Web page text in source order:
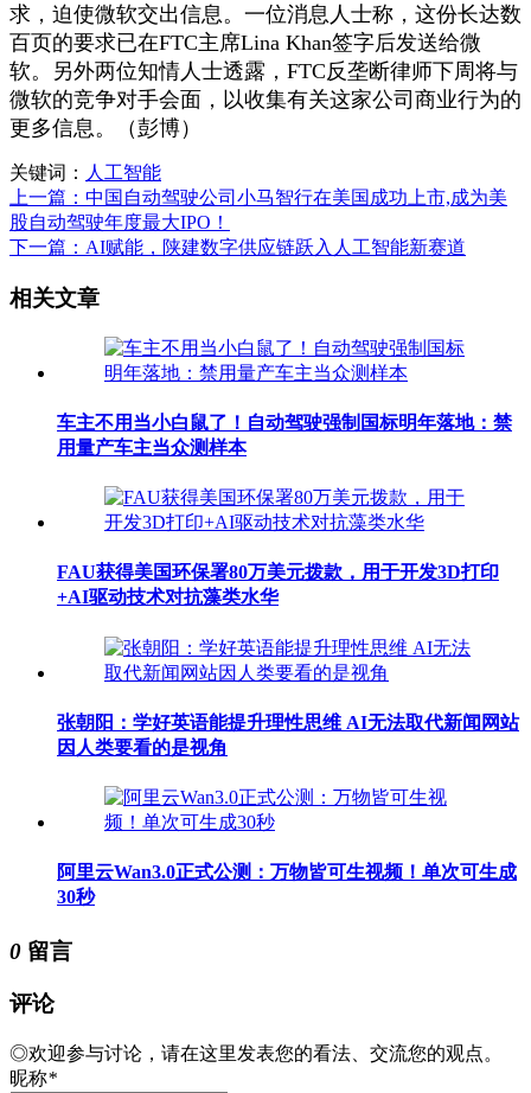
求，迫使微软交出信息。一位消息人士称，这份长达数
百页的要求已在FTC主席Lina Khan签字后发送给微
软。另外两位知情人士透露，FTC反垄断律师下周将与
微软的竞争对手会面，以收集有关这家公司商业行为的
更多信息。（彭博）
关键词： 人工智能
上一篇：中国自动驾驶公司小马智行在美国成功上市,成为美
股自动驾驶年度最大IPO！
下一篇：AI赋能，陕建数字供应链跃入人工智能新赛道
相关文章
车主不用当小白鼠了！自动驾驶强制国标明年落地：禁
用量产车主当众测样本
FAU获得美国环保署80万美元拨款，用于开发3D打印
+AI驱动技术对抗藻类水华
张朝阳：学好英语能提升理性思维 AI无法取代新闻网站
因人类要看的是视角
阿里云Wan3.0正式公测：万物皆可生视频！单次可生成
30秒
0 留言
评论
◎欢迎参与讨论，请在这里发表您的看法、交流您的观点。
昵称*